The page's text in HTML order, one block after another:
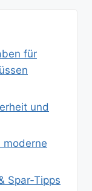
für
und
moderne
Spar‑Tipps